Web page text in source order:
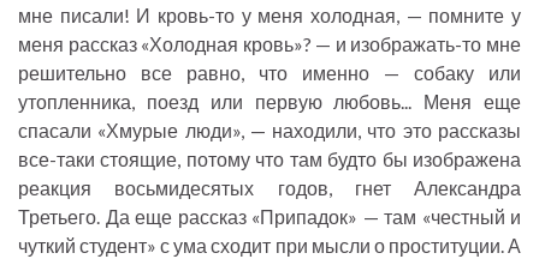
мне писали! И кровь-то у меня холодная, — помните у
меня рассказ «Холодная кровь»? — и изображать-то мне
решительно все равно, что именно — собаку или
утопленника, поезд или первую любовь... Меня еще
спасали «Хмурые люди», — находили, что это рассказы
все-таки стоящие, потому что там будто бы изображена
реакция восьмидесятых годов, гнет Александра
Третьего. Да еще рассказ «Припадок» — там «честный и
чуткий студент» с ума сходит при мысли о проституции. А